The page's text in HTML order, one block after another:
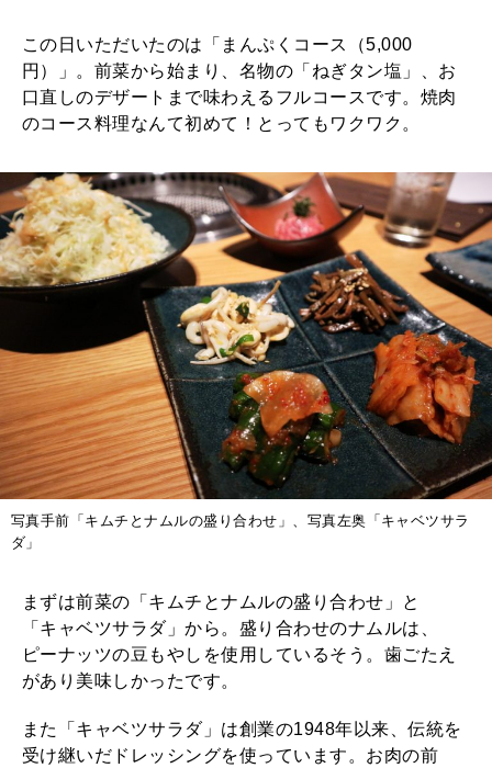
この日いただいたのは「まんぷくコース（5,000
円）」。前菜から始まり、名物の「ねぎタン塩」、お
口直しのデザートまで味わえるフルコースです。焼肉
のコース料理なんて初めて！とってもワクワク。
写真手前「キムチとナムルの盛り合わせ」、写真左奥「キャベツサラ
ダ」
まずは前菜の「キムチとナムルの盛り合わせ」と
「キャベツサラダ」から。盛り合わせのナムルは、
ピーナッツの豆もやしを使用しているそう。歯ごたえ
があり美味しかったです。
また「キャベツサラダ」は創業の1948年以来、伝統を
受け継いだドレッシングを使っています。お肉の前